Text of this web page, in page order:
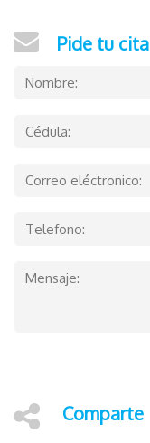
Pide tu cita
Comparte